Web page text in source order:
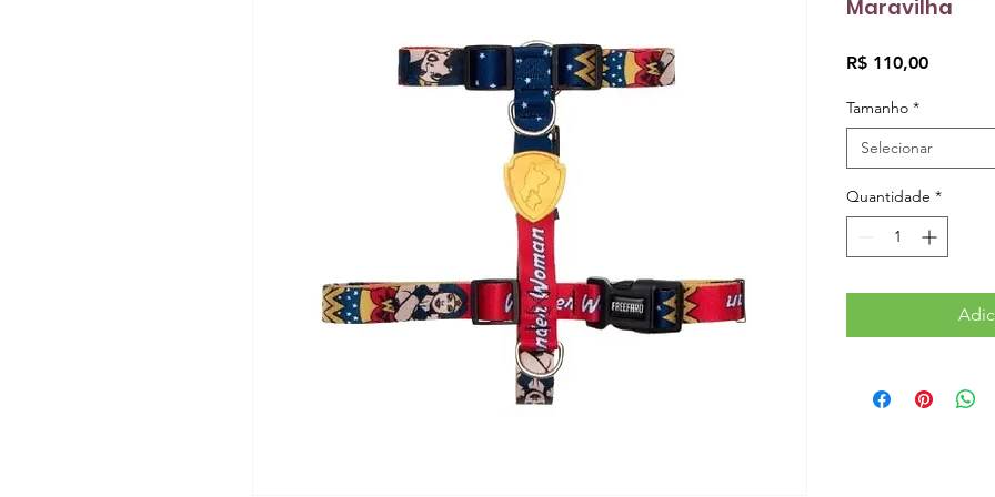
Maravilha
R$ 110,00Preço
Tamanho *
Selecionar
Quantidade *